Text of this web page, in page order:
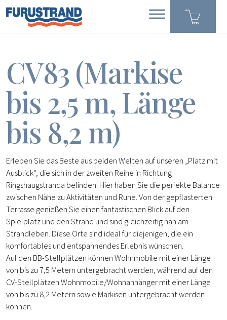
CV83 (Markise
bis 2,5 m, Länge
bis 8,2 m)
Erleben Sie das Beste aus beiden Welten auf unseren „Platz mit
Ausblick“, die sich in der zweiten Reihe in Richtung
Ringshaugstranda befinden. Hier haben Sie die perfekte Balance
zwischen Nähe zu Aktivitäten und Ruhe. Von der gepflasterten
Terrasse genießen Sie einen fantastischen Blick auf den
Spielplatz und den Strand und sind gleichzeitig nah am
Strandleben. Diese Orte sind ideal für diejenigen, die ein
komfortables und entspannendes Erlebnis wünschen.
Auf den BB-Stellplätzen können Wohnmobile mit einer Länge
von bis zu 7,5 Metern untergebracht werden, während auf den
CV-Stellplätzen Wohnmobile/Wohnanhänger mit einer Länge
von bis zu 8,2 Metern sowie Markisen untergebracht werden
können.